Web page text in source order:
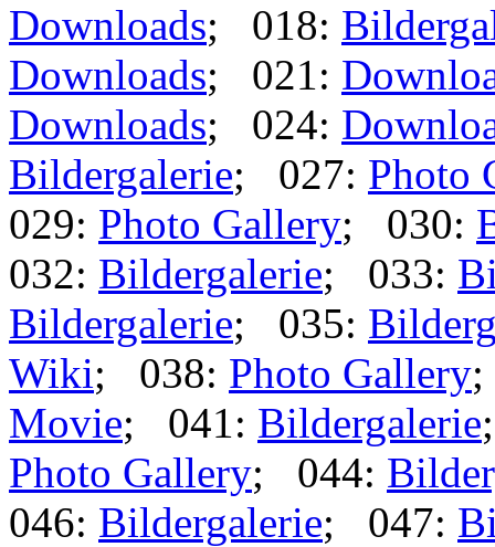
Downloads; 018:
Downloads; 021:
Downloads; 024:
Bildergalerie; 027: Photo
029: Photo Gallery; 030:
032: Bildergalerie; 033:
Bildergalerie; 035:
Wiki; 038: Photo Gallery
Movie; 041: Bildergalerie
Photo Gallery; 044:
046: Bildergalerie; 047: